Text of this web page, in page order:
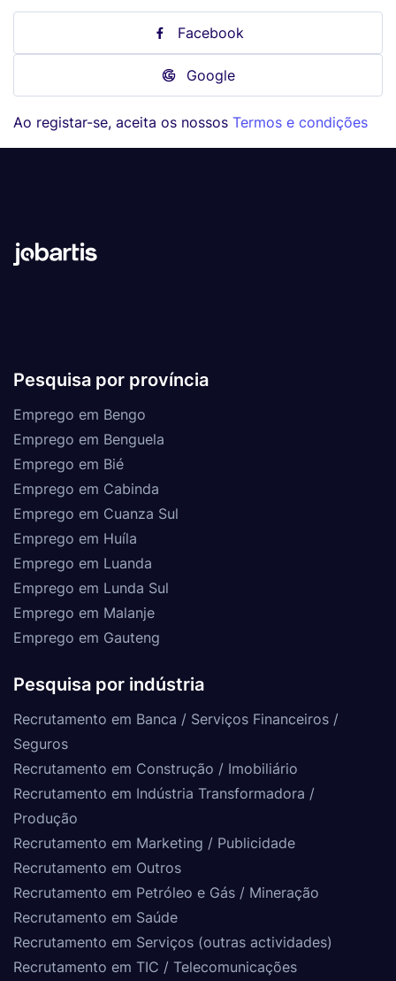
Facebook
Google
Ao registar-se, aceita os nossos Termos e condições
Pesquisa por província
Emprego em Bengo
Emprego em Benguela
Emprego em Bié
Emprego em Cabinda
Emprego em Cuanza Sul
Emprego em Huíla
Emprego em Luanda
Emprego em Lunda Sul
Emprego em Malanje
Emprego em Gauteng
Pesquisa por indústria
Recrutamento em Banca / Serviços Financeiros /
Seguros
Recrutamento em Construção / Imobiliário
Recrutamento em Indústria Transformadora /
Produção
Recrutamento em Marketing / Publicidade
Recrutamento em Outros
Recrutamento em Petróleo e Gás / Mineração
Recrutamento em Saúde
Recrutamento em Serviços (outras actividades)
Recrutamento em TIC / Telecomunicações